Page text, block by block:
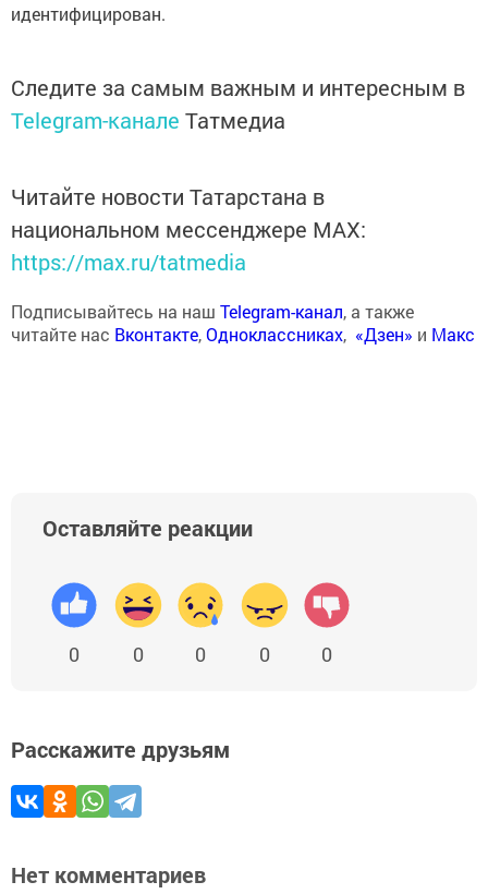
идентифицирован.
Следите за самым важным и интересным в
Telegram-канале Татмедиа
Читайте новости Татарстана в
национальном мессенджере MАХ:
https://max.ru/tatmedia
Подписывайтесь на наш Telegram-канал, а также
читайте нас Вконтакте,Одноклассниках, «Дзен» и Макс
Оставляйте реакции
0 0 0 0 0
Расскажите друзьям
Нет комментариев